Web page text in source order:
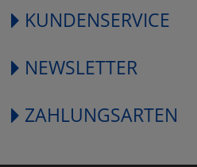
KUNDENSERVICE
NEWSLETTER
ZAHLUNGSARTEN